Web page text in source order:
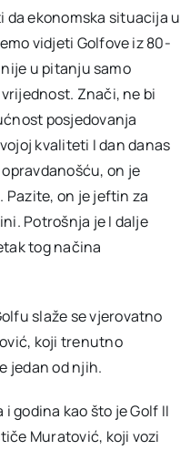
da ekonomska situacija u
vidjeti Golfove iz 80-
u pitanju samo
Znači, ne bi
posjedovanja
kvaliteti I dan danas
on je
Pazite, on je jeftin za
Potrošnja je I dalje
tog načina
slaže se vjerovatno
koji trenutno
jedan od njih.
godina kao što je Golf II
Muratović, koji vozi